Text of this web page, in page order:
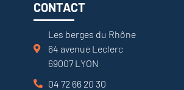
CONTACT
Les berges du Rhône
64 avenue Leclerc
69007 LYON
04 72 66 20 30